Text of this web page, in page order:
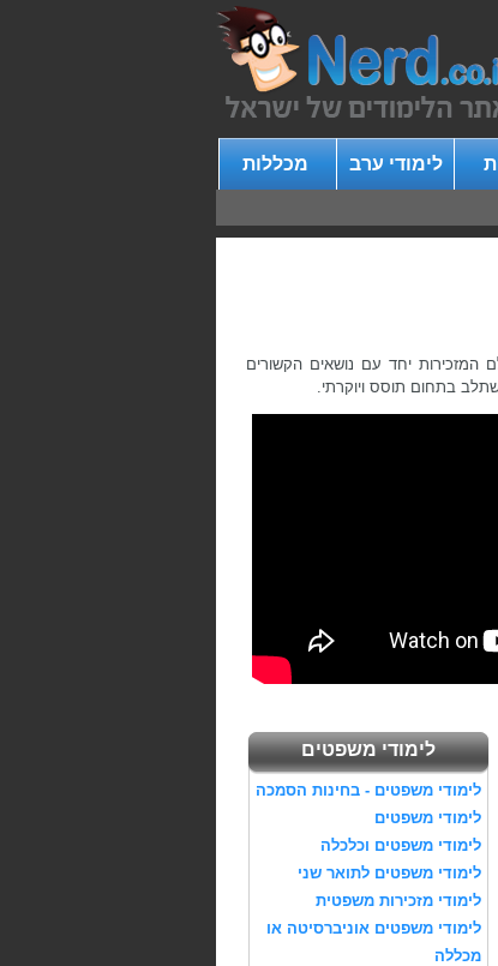
לימודי ערב מכללות
המזכירות יחד עם נושאים הקשורים
בתחום תוסס ויוקרתי.
לימודי משפטים
לימודי משפטים - בחינות הסמכה
לימודי משפטים
לימודי משפטים וכלכלה
לימודי משפטים לתואר שני
לימודי מזכירות משפטית
לימודי משפטים אוניברסיטה או
מכללה